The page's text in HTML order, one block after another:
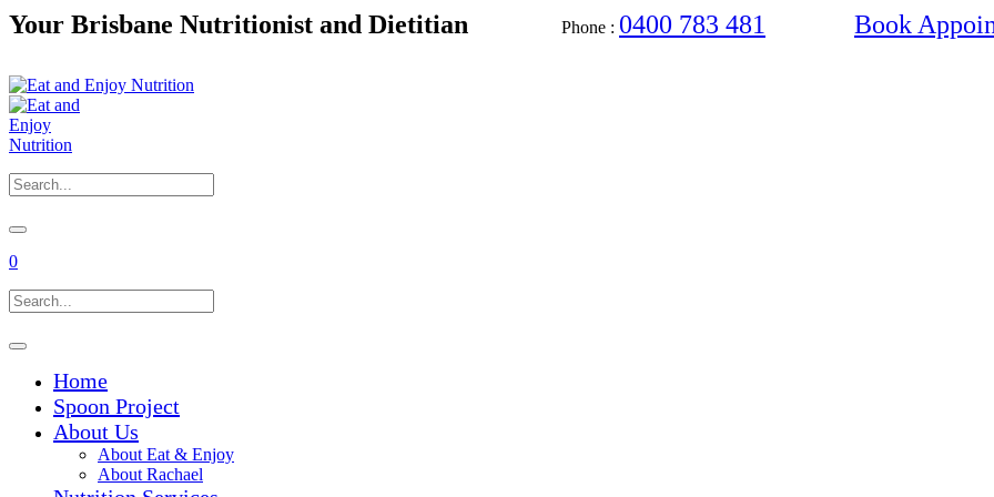
Your Brisbane Nutritionist and Dietitian Phone : 0400 783 481 Book
0
Home
Spoon Project
About Us
About Eat & Enjoy
About Rachael